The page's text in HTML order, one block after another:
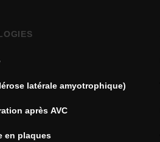
latérale amyotrophique)
après AVC
en plaques